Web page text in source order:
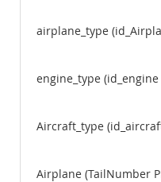
airplane_type
engine_type (id_engine
Aircraft_type
Airplane (TailNumber